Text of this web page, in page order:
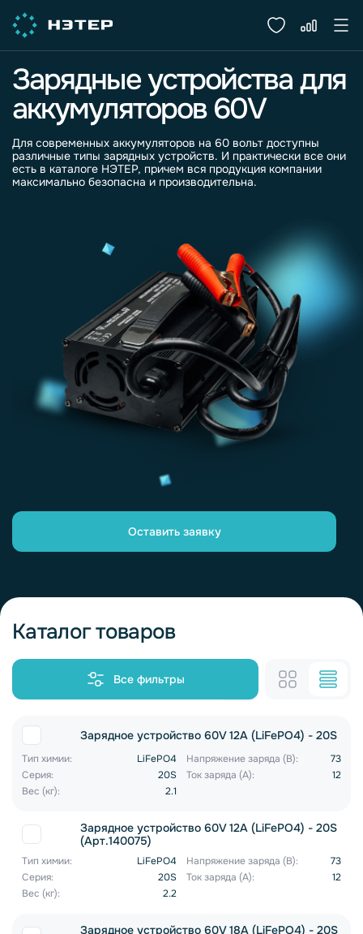
Зарядные устройства для
аккумуляторов 60V
Для современных аккумуляторов на 60 вольт доступны
различные типы зарядных устройств. И практически все они
есть в каталоге НЭТЕР, причем вся продукция компании
максимально безопасна и производительна.
Оставить заявку
Каталог товаров
Все фильтры
Зарядное устройство 60V 12A (LiFePO4) - 20S
Тип химии: LiFePO4 Напряжение заряда (В):
73
Серия:
20S Ток заряда (А):
12
Вес (кг):
2.1
Зарядное устройство 60V 12A (LiFePO4) - 20S
(Арт.140075)
Тип химии: LiFePO4 Напряжение заряда (В):
73
Серия:
20S Ток заряда (А):
12
Вес (кг):
2.2
Зарядное устройство 60V 18A (LiFePO4) - 20S